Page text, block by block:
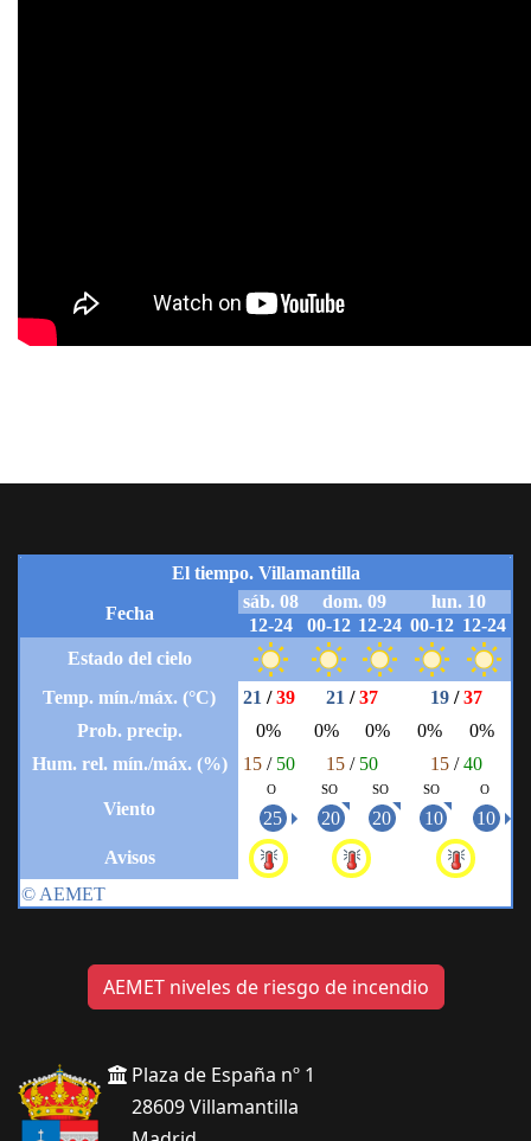
AEMET niveles de riesgo de incendio
Plaza de España nº 1
28609 Villamantilla